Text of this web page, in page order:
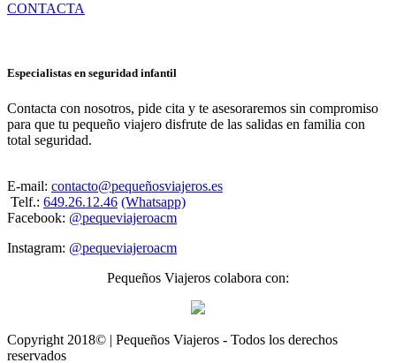
CONTACTA
Especialistas en seguridad infantil
Contacta con nosotros, pide cita y te asesoraremos sin compromiso
para que tu pequeño viajero disfrute de las salidas en familia con
total seguridad.
E-mail: contacto@pequeñosviajeros.es
Telf.: 649.26.12.46 (Whatsapp)
Facebook: @pequeviajeroacm
Instagram: @pequeviajeroacm
Pequeños Viajeros colabora con:
Copyright 2018© | Pequeños Viajeros - Todos los derechos
reservados